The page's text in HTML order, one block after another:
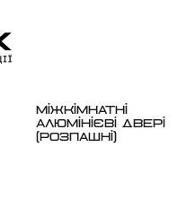
МІЖКІМНАТНІ
АЛЮМІНІЄВІ ДВЕРІ
(РОЗПАШНІ)